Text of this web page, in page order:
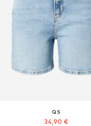
QS
34,90 €